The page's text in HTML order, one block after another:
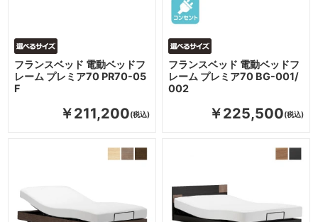
フランスベッド 電動ベッドフ
レーム プレミア70 PR70-05
F
￥211,200
フランスベッド 電動ベッドフ
レーム プレミア70 BG-001/
002
￥225,500